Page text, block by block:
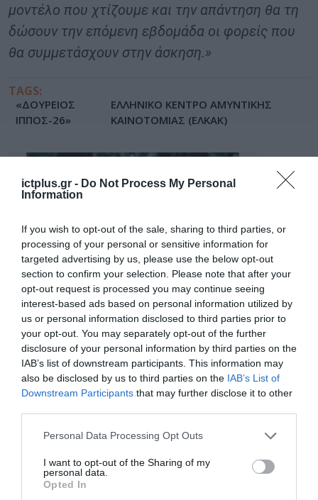
ictplus.gr - Do Not Process My Personal
Information
If you wish to opt-out of the sale, sharing to third parties, or
processing of your personal or sensitive information for
targeted advertising by us, please use the below opt-out
section to confirm your selection. Please note that after your
opt-out request is processed you may continue seeing
interest-based ads based on personal information utilized by
us or personal information disclosed to third parties prior to
your opt-out. You may separately opt-out of the further
disclosure of your personal information by third parties on the
IAB’s list of downstream participants. This information may
also be disclosed by us to third parties on the IAB’s List of
Downstream Participants that may further disclose it to other
Please note that this website/app uses one or more Google
not limited to your visit or usage behaviour. You may click to
grant or deny consent to Google and its third-party tags to
use your data for below specified purposes in below Google
Personal Data Processing Opt Outs
I want to opt-out of the Sharing of my
personal data.
Opted In
μοντέλο που χτίζουμε και την απάντηση θα τη
δώσουν την επόμενη εβδομάδα οι φορείς που
θα συμμετάσχουν στην άσκηση.»
TAGS:
«ΔΟΥΡΕΙΟΣ
ΙΠΠΟΣ-26»
ΕΛΛΗΝΙΚΟ ΚΕΝΤΡΟ ΑΜΥΝΤΙΚΗΣ
ΚΑΙΝΟΤΟΜΙΑΣ (ΕΛΚΑΚ)